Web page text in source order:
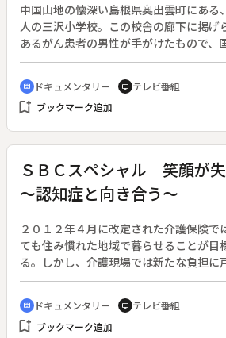
中国山地の懐深い島根県奥出雲町にある
人の三沢小学校。この校舎の廊下に掲げ
あるがん患者の男性が手がけたもので、
フランスで展示された作品だ。この作品
は、あるミュージカルとの出会いがきっ
う男性と子供たちとの絆を通して「生き
松江市で理容店を営む永瀬省二さん。末
３０人が出演する環境ミュージカル「あ
永瀬さんは世代を越えた仲間たちと出会
で、多くの観客を集めた公演を無事つと
後、永瀬さんは同じミュージカルに取り
挑んだ永瀬さんに感銘を受け、互いに交
cinematic_blur ドキュメンタリー tv テレビ番組
bookmark_add ブックマーク追加
ＳＢＣスペシャル 笑顔が
～認知症と向き合う～
２０１２年４月に改定された介護保険で
ても住み慣れた地域で暮らせることが目
る。しかし、介護現場では新たな負担に
る認知症の高齢者にどう対応するのか、
野県松本市に住む八田桂子さんは、認知
管理者を務めるなど、長年、認知症ケア
る。家族や地域と連携した認知症介護の
cinematic_blur ドキュメンタリー tv テレビ番組
bookmark_add ブックマーク追加